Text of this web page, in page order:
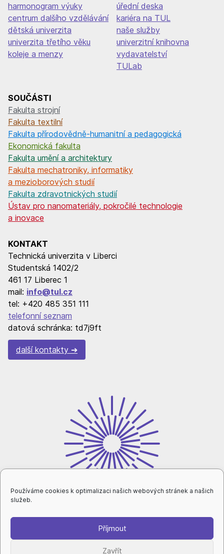
Používáme cookies k optimalizaci našich webových stránek a našich
služeb.
Příjmout
Zavřít
harmonogram výuky
centrum dalšího vzdělávání
dětská univerzita
univerzita třetího věku
koleje a menzy
úřední deska
kariéra na TUL
naše služby
univerzitní knihovna
vydavatelství
TULab
SOUČÁSTI
Fakulta strojní
Fakulta textilní
Fakulta přírodovědně-humanitní a pedagogická
Ekonomická fakulta
Fakulta umění a architektury
Fakulta mechatroniky, informatiky
a mezioborových studií
Fakulta zdravotnických studií
Ústav pro nanomateriály, pokročilé technologie
a inovace
KONTAKT
Technická univerzita v Liberci
Studentská 1402/2
461 17 Liberec 1
mail: info@tul.cz
tel: +420 485 351 111
telefonní seznam
datová schránka: td7j9ft
další kontakty